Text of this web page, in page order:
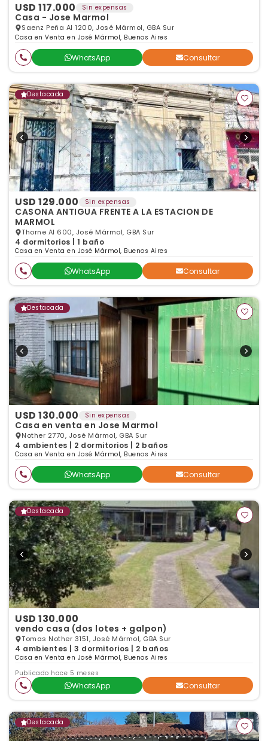
USD 117.000 Sin expensas
Casa - Jose Marmol
Saenz Peña Al 1200, José Mármol, GBA Sur
Casa en Venta en José Mármol, Buenos Aires
WhatsApp Consultar
Destacada
USD 129.000 Sin expensas
CASONA ANTIGUA FRENTE A LA ESTACION DE
MARMOL
Thorne Al 600, José Mármol, GBA Sur
4 dormitorios | 1 baño
Casa en Venta en José Mármol, Buenos Aires
WhatsApp Consultar
Destacada
USD 130.000 Sin expensas
Casa en venta en Jose Marmol
Nother 2770, José Mármol, GBA Sur
4 ambientes | 2 dormitorios | 2 baños
Casa en Venta en José Mármol, Buenos Aires
WhatsApp Consultar
Destacada
USD 130.000
vendo casa (dos lotes + galpon)
Tomas Nother 3151, José Mármol, GBA Sur
4 ambientes | 3 dormitorios | 2 baños
Casa en Venta en José Mármol, Buenos Aires
Publicado hace 5 meses
WhatsApp Consultar
Destacada